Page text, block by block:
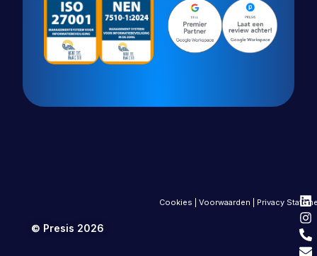
© Presis 2026
Cookies |Voorwaarden Privacy